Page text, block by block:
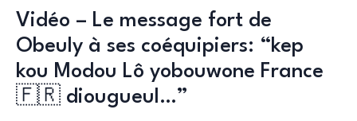
Vidéo – Le message fort de
Obeuly à ses coéquipiers: “kep
kou Modou Lô yobouwone France
🇫🇷 diougueul…”